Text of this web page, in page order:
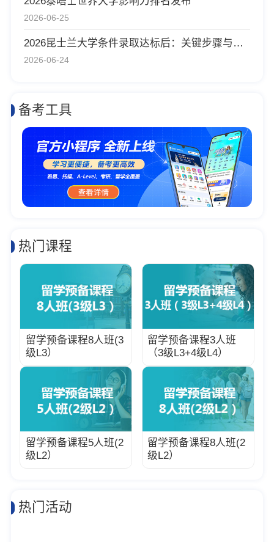
2026-06-25
2026昆士兰大学条件录取达标后：关键步骤与时间表
2026-06-24
备考工具
热门课程
留学预备课程8人班(3
级L3）
留学预备课程3人班
（3级L3+4级L4）
留学预备课程5人班(2
级L2）
留学预备课程8人班(2
级L2）
热门活动